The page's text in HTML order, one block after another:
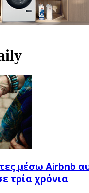
μέσω Airbnb
τρία χρόνια